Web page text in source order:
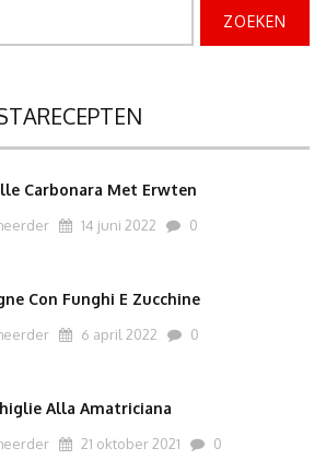
Carbonara Met Erwten
14 juni 2022 0
Con Funghi E Zucchine
6 april 2022 0
Alla Amatriciana
21 oktober 2021 0